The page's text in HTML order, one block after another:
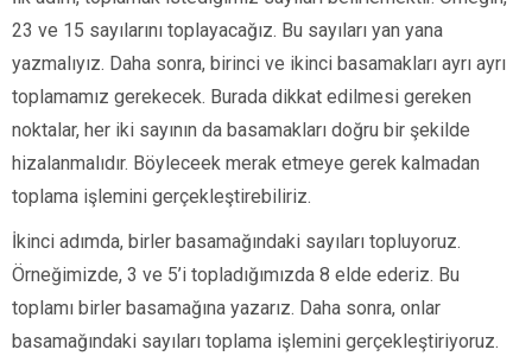
23 ve 15 sayılarını toplayacağız. Bu sayıları yan yana
yazmalıyız. Daha sonra, birinci ve ikinci basamakları ayrı ayrı
toplamamız gerekecek. Burada dikkat edilmesi gereken
noktalar, her iki sayının da basamakları doğru bir şekilde
hizalanmalıdır. Böyleceek merak etmeye gerek kalmadan
toplama işlemini gerçekleştirebiliriz.
İkinci adımda, birler basamağındaki sayıları topluyoruz.
Örneğimizde, 3 ve 5’i topladığımızda 8 elde ederiz. Bu
toplamı birler basamağına yazarız. Daha sonra, onlar
basamağındaki sayıları toplama işlemini gerçekleştiriyoruz.